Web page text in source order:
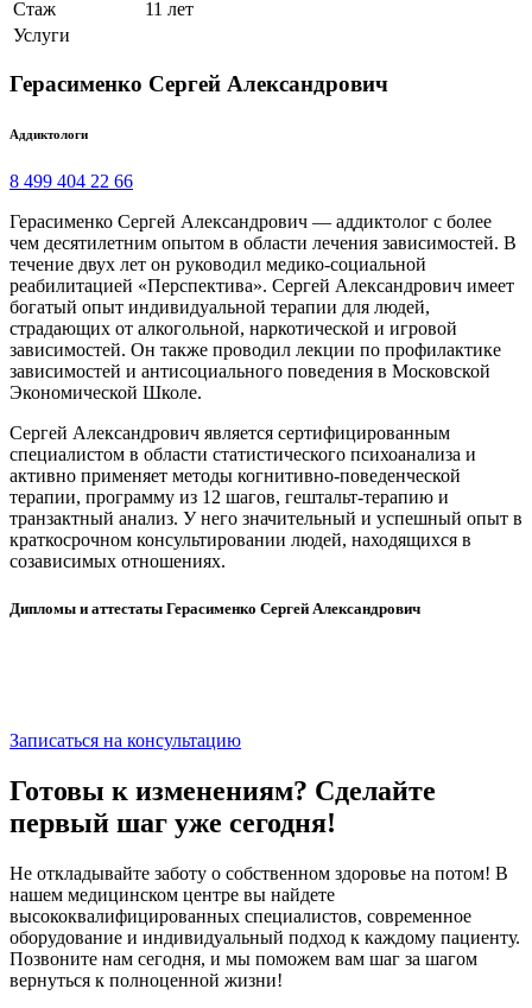
Стаж
11 лет
Услуги
Герасименко Сергей Александрович
Аддиктологи
8 499 404 22 66
Герасименко Сергей Александрович — аддиктолог с более
чем десятилетним опытом в области лечения зависимостей. В
течение двух лет он руководил медико-социальной
реабилитацией «Перспектива». Сергей Александрович имеет
богатый опыт индивидуальной терапии для людей,
страдающих от алкогольной, наркотической и игровой
зависимостей. Он также проводил лекции по профилактике
зависимостей и антисоциального поведения в Московской
Экономической Школе.
Сергей Александрович является сертифицированным
специалистом в области статистического психоанализа и
активно применяет методы когнитивно-поведенческой
терапии, программу из 12 шагов, гештальт-терапию и
транзактный анализ. У него значительный и успешный опыт в
краткосрочном консультировании людей, находящихся в
созависимых отношениях.
Дипломы и аттестаты Герасименко Сергей Александрович
Записаться на консультацию
Готовы к изменениям? Сделайте
первый шаг уже сегодня!
Не откладывайте заботу о собственном здоровье на потом! В
нашем медицинском центре вы найдете
высококвалифицированных специалистов, современное
оборудование и индивидуальный подход к каждому пациенту.
Позвоните нам сегодня, и мы поможем вам шаг за шагом
вернуться к полноценной жизни!